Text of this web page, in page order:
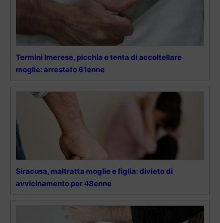
Termini Imerese, picchia e tenta di accoltellare
moglie: arrestato 61enne
Siracusa, maltratta moglie e figlia: divieto di
avvicinamento per 48enne